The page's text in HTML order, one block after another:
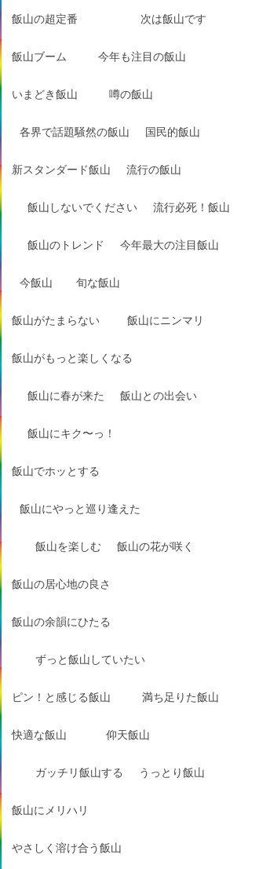
飯山の超定番 次は飯山です
飯山ブーム 今年も注目の飯山
いまどき飯山 噂の飯山
各界で話題騒然の飯山 国民的飯山
新スタンダード飯山 流行の飯山
飯山しないでください 流行必死！飯山
飯山のトレンド 今年最大の注目飯山
今飯山 旬な飯山
飯山がたまらない 飯山にニンマリ
飯山がもっと楽しくなる
飯山に春が来た 飯山との出会い
飯山にキク〜っ！
飯山でホッとする
飯山にやっと巡り逢えた
飯山を楽しむ 飯山の花が咲く
飯山の居心地の良さ
飯山の余韻にひたる
ずっと飯山していたい
ピン！と感じる飯山 満ち足りた飯山
快適な飯山 仰天飯山
ガッチリ飯山する うっとり飯山
飯山にメリハリ
やさしく溶け合う飯山